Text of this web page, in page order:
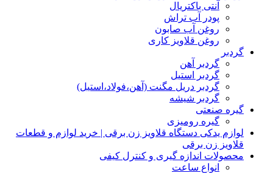
آنتی باکتریال
پودر آب تراش
روغن آب صابون
روغن قلاویز کاری
گردبر
گردبر آهن
گردبر استیل
گردبر دریل مگنت (آهن،فولاد،استیل)
گردبر شیشه
گیره صنعتی
گیره رومیزی
لوازم یدکی دستگاه قلاویز زن برقی | خرید لوازم و قطعات
قلاویز زن برقی
محصولات اندازه گیری و کنترل کیفی
انواع ساعت